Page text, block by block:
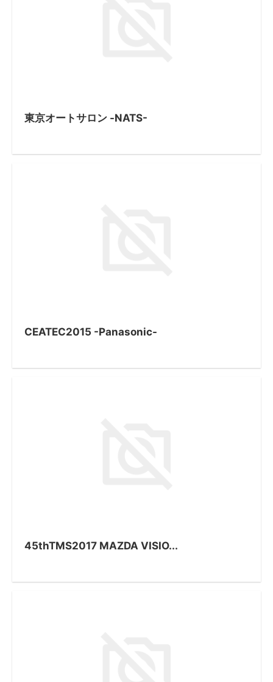
東京オートサロン -NATS-
CEATEC2015 -Panasonic-
45thTMS2017 MAZDA VISIO...